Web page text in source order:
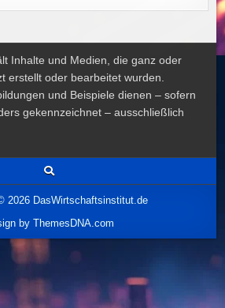
Inhalte und Medien, die ganz oder
erstellt oder bearbeitet wurden.
und Beispiele dienen – sofern
gekennzeichnet – ausschließlich
2026 DasWirtschaftsinstitut.de
by ThemesDNA.com